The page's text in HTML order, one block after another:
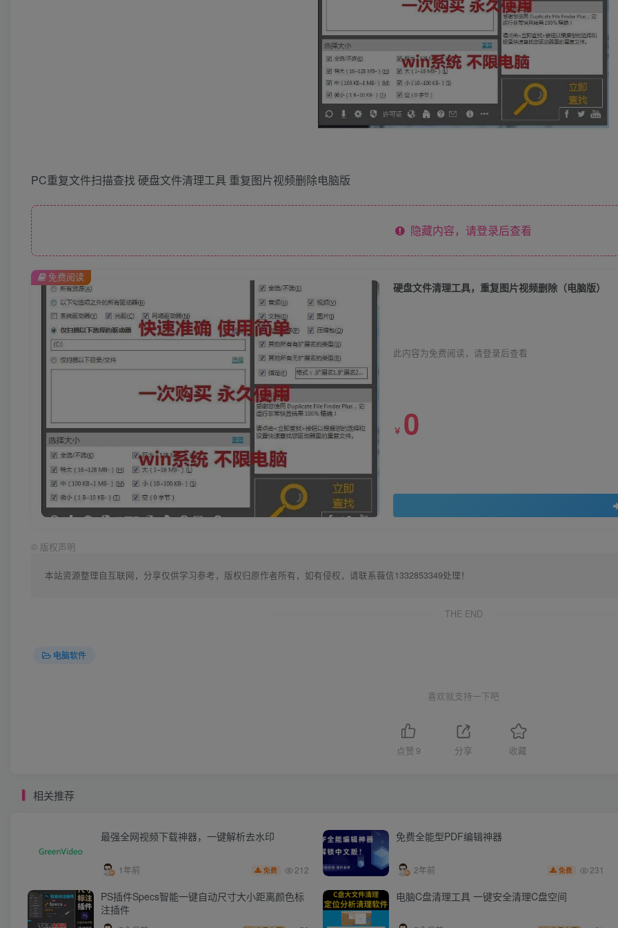
PC重复文件扫描查找 硬盘文件清理工具 重复图片视频删除电脑版
隐藏内容，请登录后查看
硬盘文件清理工具，重复图片视频删除（电脑版）
此内容为免费阅读，请登录后查看
￥ 0
免费阅读
© 版权声明
本站资源整理自互联网，分享仅供学习参考，版权归原作者所有，如有侵权，请联系薇信1332853349处理！
THE END
电脑软件
喜欢就支持一下吧
点赞 9 分享 收藏
相关推荐
最强全网视频下载神器，一键解析去水印
1年前 免费 212
免费全能型PDF编辑神器
2年前 免费 231
PS插件Specs智能一键自动尺寸大小距离颜色标
注插件
电脑C盘清理工具 一键安全清理C盘空间